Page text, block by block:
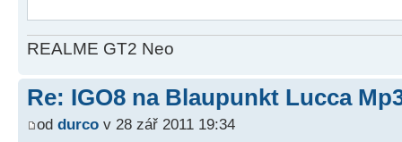
REALME GT2 Neo
Re: IGO8 na Blaupunkt Lucca
od durco v 28 zář 2011 19:34